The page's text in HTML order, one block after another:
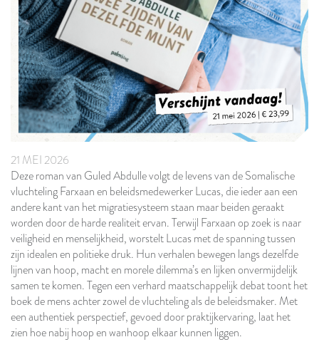
21 MEI 2026
Deze roman van Guled Abdulle volgt de levens van de Somalische
vluchteling Farxaan en beleidsmedewerker Lucas, die ieder aan een
andere kant van het migratiesysteem staan maar beiden geraakt
worden door de harde realiteit ervan. Terwijl Farxaan op zoek is naar
veiligheid en menselijkheid, worstelt Lucas met de spanning tussen
zijn idealen en politieke druk. Hun verhalen bewegen langs dezelfde
lijnen van hoop, macht en morele dilemma’s en lijken onvermijdelijk
samen te komen. Tegen een verhard maatschappelijk debat toont het
boek de mens achter zowel de vluchteling als de beleidsmaker. Met
een authentiek perspectief, gevoed door praktijkervaring, laat het
zien hoe nabij hoop en wanhoop elkaar kunnen liggen.